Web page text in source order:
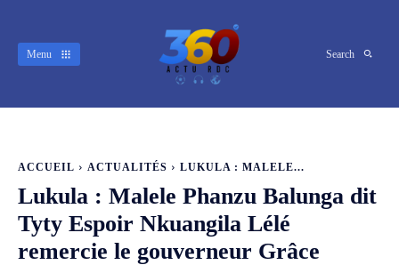
Menu Search
ACCUEIL ACTUALITÉS LUKULA : MALELE...
Lukula : Malele Phanzu Balunga dit
Tyty Espoir Nkuangila Lélé
remercie le gouverneur Grâce